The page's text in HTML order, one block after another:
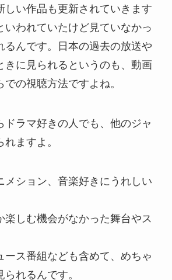
しい作品も更新されていきます
いわれていたけど見ていなかっ
るんです。日本の過去の放送や
きに見られるというのも、動画
の視聴方法ですよね。
ドラマ好きの人でも、他のジャ
ますよ。
メション、音楽好きにうれしい
楽しむ機会がなかった舞台やス
ース番組なども含めて、めちゃ
れるんです。